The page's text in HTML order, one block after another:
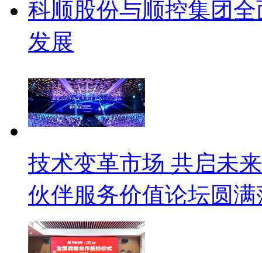
科顺股份与顺控集团
发展
技术变革市场 共启未
伙伴服务价值论坛圆满